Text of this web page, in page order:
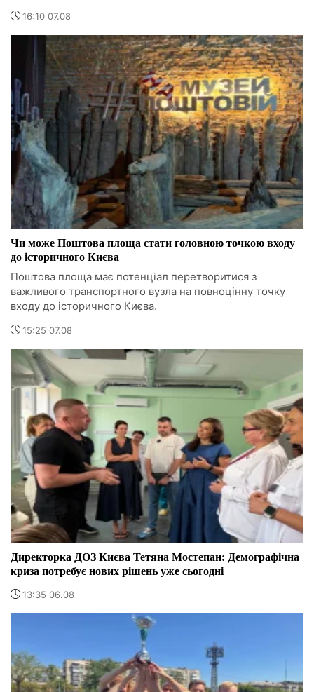
16:10 07.08
Чи може Поштова площа стати головною точкою входу
до історичного Києва
Поштова площа має потенціал перетворитися з
важливого транспортного вузла на повноцінну точку
входу до історичного Києва.
15:25 07.08
Директорка ДОЗ Києва Тетяна Мостепан: Демографічна
криза потребує нових рішень уже сьогодні
13:35 06.08